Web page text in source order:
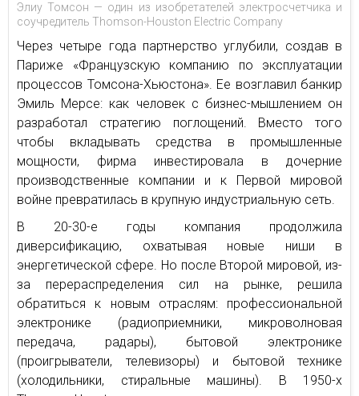
Элиу Томсон — один из изобретателей электросчетчика и
соучредитель Thomson-Houston Electric Company
Через четыре года партнерство углубили, создав в
Париже «Французскую компанию по эксплуатации
процессов Томсона-Хьюстона». Ее возглавил банкир
Эмиль Мерсе: как человек с бизнес-мышлением он
разработал стратегию поглощений. Вместо того
чтобы вкладывать средства в промышленные
мощности, фирма инвестировала в дочерние
производственные компании и к Первой мировой
войне превратилась в крупную индустриальную сеть.
В 20-30-е годы компания продолжила
диверсификацию, охватывая новые ниши в
энергетической сфере. Но после Второй мировой, из-
за перераспределения сил на рынке, решила
обратиться к новым отраслям: профессиональной
электронике (радиоприемники, микроволновая
передача, радары), бытовой электронике
(проигрыватели, телевизоры) и бытовой технике
(холодильники, стиральные машины). В 1950-х